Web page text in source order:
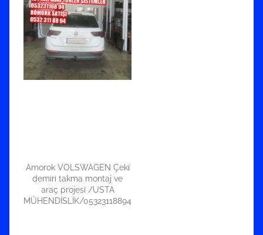
Amorok VOLSWAGEN Çeki
demiri takma montaj ve
araç projesi /USTA
MÜHENDİSLİK/05323118894